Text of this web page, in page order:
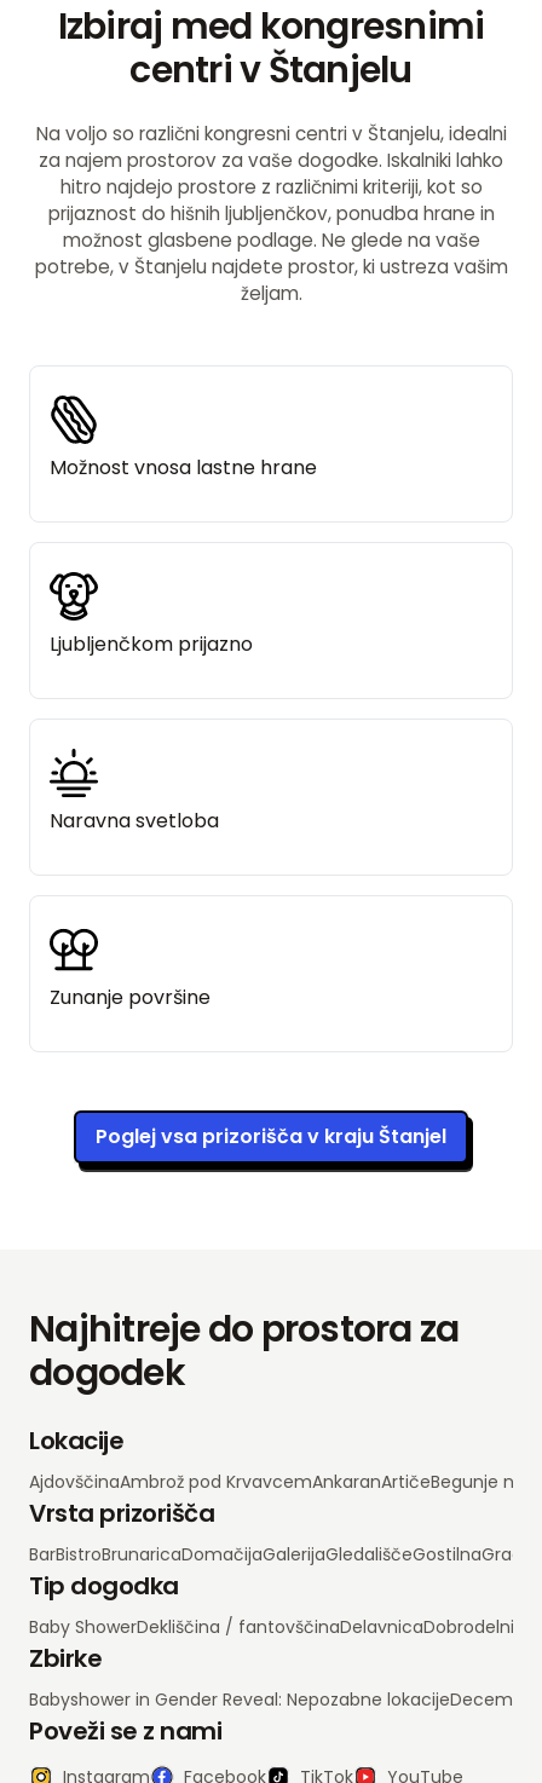
Izbiraj med kongresnimi
centri v Štanjelu
Na voljo so različni kongresni centri v Štanjelu, idealni
za najem prostorov za vaše dogodke. Iskalniki lahko
hitro najdejo prostore z različnimi kriteriji, kot so
prijaznost do hišnih ljubljenčkov, ponudba hrane in
možnost glasbene podlage. Ne glede na vaše
potrebe, v Štanjelu najdete prostor, ki ustreza vašim
željam.
Možnost vnosa lastne hrane
Ljubljenčkom prijazno
Naravna svetloba
Zunanje površine
Poglej vsa prizorišča v kraju Štanjel
Najhitreje do prostora za
dogodek
Lokacije
AjdovščinaAmbrož pod KrvavcemAnkaranArtičeBegunje na
Vrsta prizorišča
BarBistroBrunaricaDomačijaGalerijaGledališčeGostilnaGrad
Tip dogodka
Baby ShowerDekliščina / fantovščinaDelavnicaDobrodelni
Zbirke
Babyshower in Gender Reveal: Nepozabne lokacije
Poveži se z nami
Instagram Facebook TikTok YouTube